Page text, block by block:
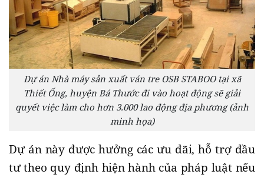
Dự án Nhà máy sản xuất ván tre OSB STABOO tại xã
Thiết Ống, huyện Bá Thước đi vào hoạt động sẽ giải
quyết việc làm cho hơn 3.000 lao động địa phương (ảnh
minh họa)
Dự án này được hưởng các ưu đãi, hỗ trợ đầu
tư theo quy định hiện hành của pháp luật nếu